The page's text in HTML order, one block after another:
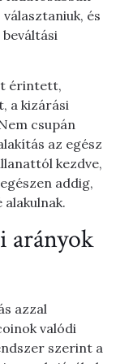
és
érintett,
a kizárási
csupán
az egész
kezdve,
addig,
arányok
azzal
valódi
szerint a